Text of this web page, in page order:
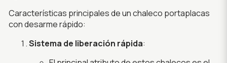
Características principales de un chaleco portaplacas
con desarme rápido:
Sistema de liberación rápida: